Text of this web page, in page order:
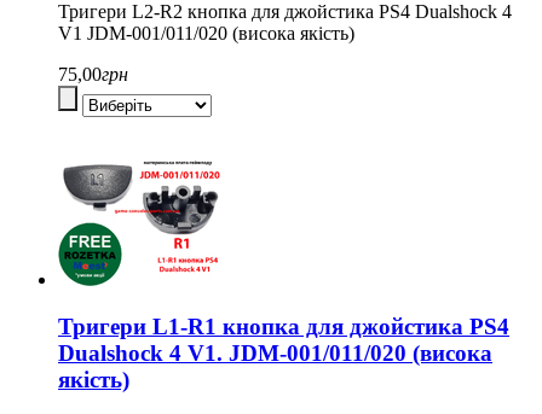
Тригери L2-R2 кнопка для джойстика PS4 Dualshock 4
V1 JDM-001/011/020 (висока якість)
75,00грн
Тригери L1-R1 кнопка для джойстика PS4
Dualshock 4 V1. JDM-001/011/020 (висока
якість)